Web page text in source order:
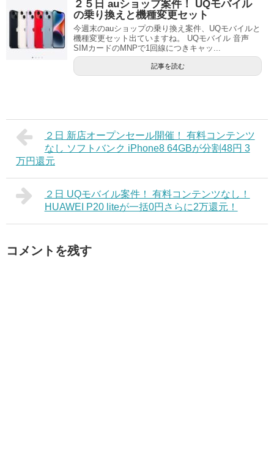
２５日 auショップ案件！ UQモバイル
の乗り換えと機種変更セット
今週末のauショップの乗り換え案件、UQモバイルと
機種変更セット出ていますね。 UQモバイル 音声
SIMカードのMNPで1回線につきキャッ...
記事を読む
２日 新店オープンセール開催！ 有料コンテンツ
なし ソフトバンク iPhone8 64GBが分割48円 3
万円還元
２日 UQモバイル案件！ 有料コンテンツなし！
HUAWEI P20 liteが一括0円さらに2万還元！
コメントを残す